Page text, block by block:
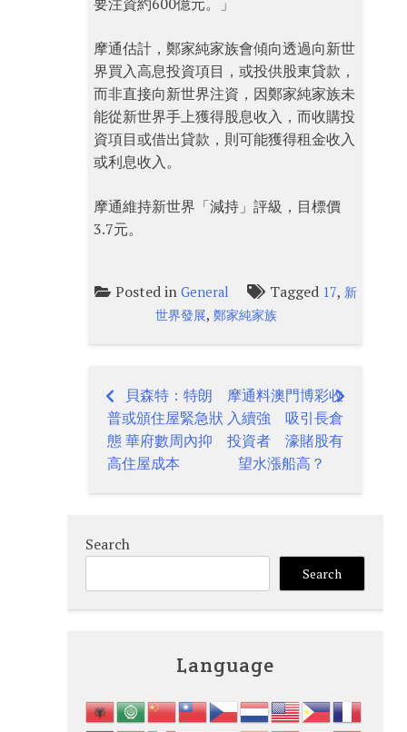
要注資約600億元。」
摩通估計，鄭家純家族會傾向透過向新世
界買入高息投資項目，或投供股東貸款，
而非直接向新世界注資，因鄭家純家族未
能從新世界手上獲得股息收入，而收購投
資項目或借出貸款，則可能獲得租金收入
或利息收入。
摩通維持新世界「減持」評級，目標價
3.7元。
Posted in General Tagged 17, 新
世界發展,鄭家純家族
Post
navigation
貝森特：特朗
普或頒住屋緊急狀
態 華府數周內抑
高住屋成本
摩通料澳門博彩收
入續強 吸引長倉
投資者 濠賭股有
望水漲船高？
Search
Search
Language